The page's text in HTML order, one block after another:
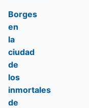
Borges
en
la
ciudad
de
los
inmortales
de